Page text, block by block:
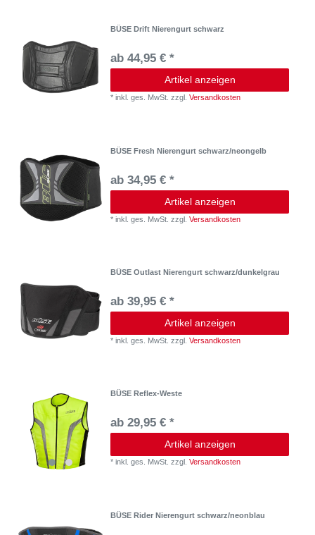
BÜSE Drift Nierengurt schwarz
ab 44,95 € *
Artikel anzeigen
*inkl. ges. MwSt. zzgl.Versandkosten
BÜSE Fresh Nierengurt schwarz/neongelb
ab 34,95 € *
Artikel anzeigen
*inkl. ges. MwSt. zzgl.Versandkosten
BÜSE Outlast Nierengurt schwarz/dunkelgrau
ab 39,95 € *
Artikel anzeigen
*inkl. ges. MwSt. zzgl.Versandkosten
BÜSE Reflex-Weste
ab 29,95 € *
Artikel anzeigen
*inkl. ges. MwSt. zzgl.Versandkosten
BÜSE Rider Nierengurt schwarz/neonblau